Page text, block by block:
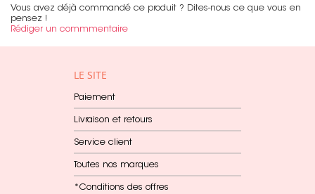
Vous avez déjà commandé ce produit ? Dites-nous ce que vous en
pensez !
Rédiger un commmentaire
LE SITE
Paiement
Livraison et retours
Service client
Toutes nos marques
*Conditions des offres